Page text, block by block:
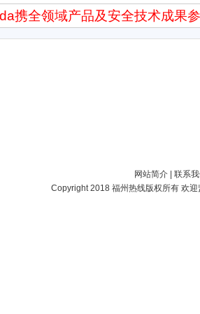
携全领域产品及安全技术成果
网站简介 | 联系
Copyright 2018 福州热线版权所有 欢